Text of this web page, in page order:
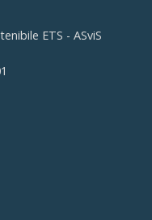
ETS - ASviS